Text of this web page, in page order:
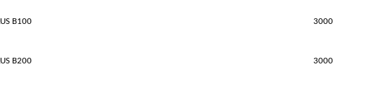
B100 3000
B200 3000